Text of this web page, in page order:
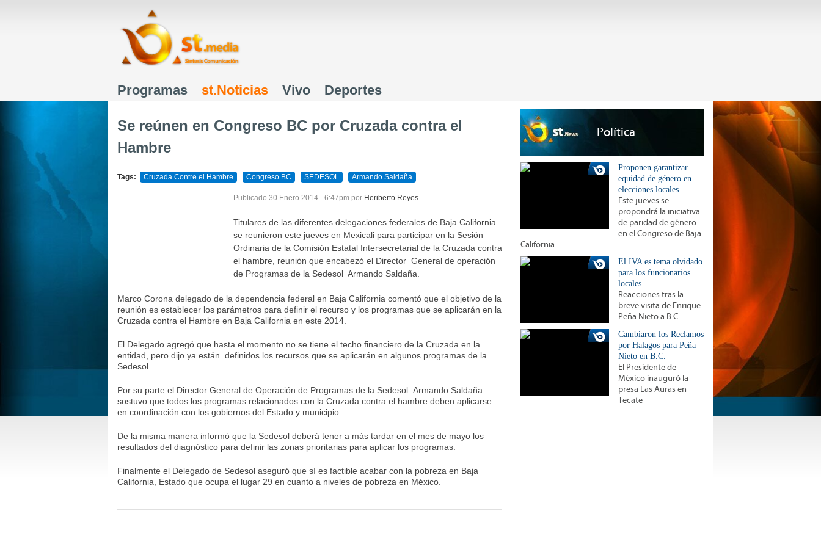
Menú principal
Programas st.Noticias Vivo Deportes
Se reúnen en Congreso BC por Cruzada contra el
Hambre
Tags: Cruzada Contre el Hambre Congreso BC SEDESOL Armando Saldaña
Publicado 30 Enero 2014 - 6:47pm por Heriberto Reyes
Titulares de las diferentes delegaciones federales de Baja California
se reunieron este jueves en Mexicali para participar en la Sesión
Ordinaria de la Comisión Estatal Intersecretarial de la Cruzada contra
el hambre, reunión que encabezó el Director General de operación
de Programas de la Sedesol Armando Saldaña.
Marco Corona delegado de la dependencia federal en Baja California comentó que el objetivo de la
reunión es establecer los parámetros para definir el recurso y los programas que se aplicarán en la
Cruzada contra el Hambre en Baja California en este 2014.
El Delegado agregó que hasta el momento no se tiene el techo financiero de la Cruzada en la
entidad, pero dijo ya están definidos los recursos que se aplicarán en algunos programas de la
Sedesol.
Por su parte el Director General de Operación de Programas de la Sedesol Armando Saldaña
sostuvo que todos los programas relacionados con la Cruzada contra el hambre deben aplicarse
en coordinación con los gobiernos del Estado y municipio.
De la misma manera informó que la Sedesol deberá tener a más tardar en el mes de mayo los
resultados del diagnóstico para definir las zonas prioritarias para aplicar los programas.
Finalmente el Delegado de Sedesol aseguró que sí es factible acabar con la pobreza en Baja
California, Estado que ocupa el lugar 29 en cuanto a niveles de pobreza en México.
Política
Proponen garantizar
equidad de género en
elecciones locales
Este jueves se
propondrá la iniciativa
de paridad de género
en el Congreso de Baja
California
El IVA es tema olvidado
para los funcionarios
locales
Reacciones tras la
breve visita de Enrique
Peña Nieto a B.C.
Cambiaron los Reclamos
por Halagos para Peña
Nieto en B.C.
El Presidente de
México inauguró la
presa Las Auras en
Tecate